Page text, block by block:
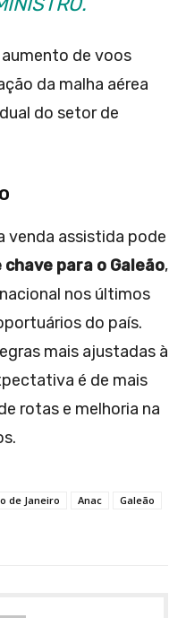
de voos
da malha aérea
do setor de
venda assistida pode
para o Galeão,
nos últimos
do país.
mais ajustadas à
é de mais
rotas e melhoria na
de Janeiro Anac
Galeão